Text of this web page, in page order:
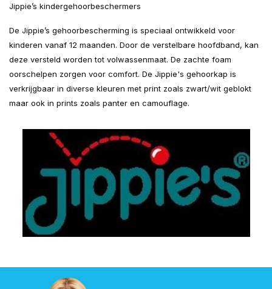
Jippie’s kindergehoorbeschermers
De Jippie’s gehoorbescherming is speciaal ontwikkeld voor
kinderen vanaf 12 maanden. Door de verstelbare hoofdband, kan
deze versteld worden tot volwassenmaat. De zachte foam
oorschelpen zorgen voor comfort. De Jippie's gehoorkap is
verkrijgbaar in diverse kleuren met print zoals zwart/wit geblokt
maar ook in prints zoals panter en camouflage.